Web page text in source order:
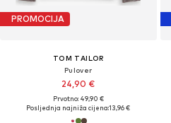
PROMOCIJA
TOM TAILOR
Pulover
24,90 €
Prvotno: 49,90 €
Posljednja najniža cijena:13,96 €